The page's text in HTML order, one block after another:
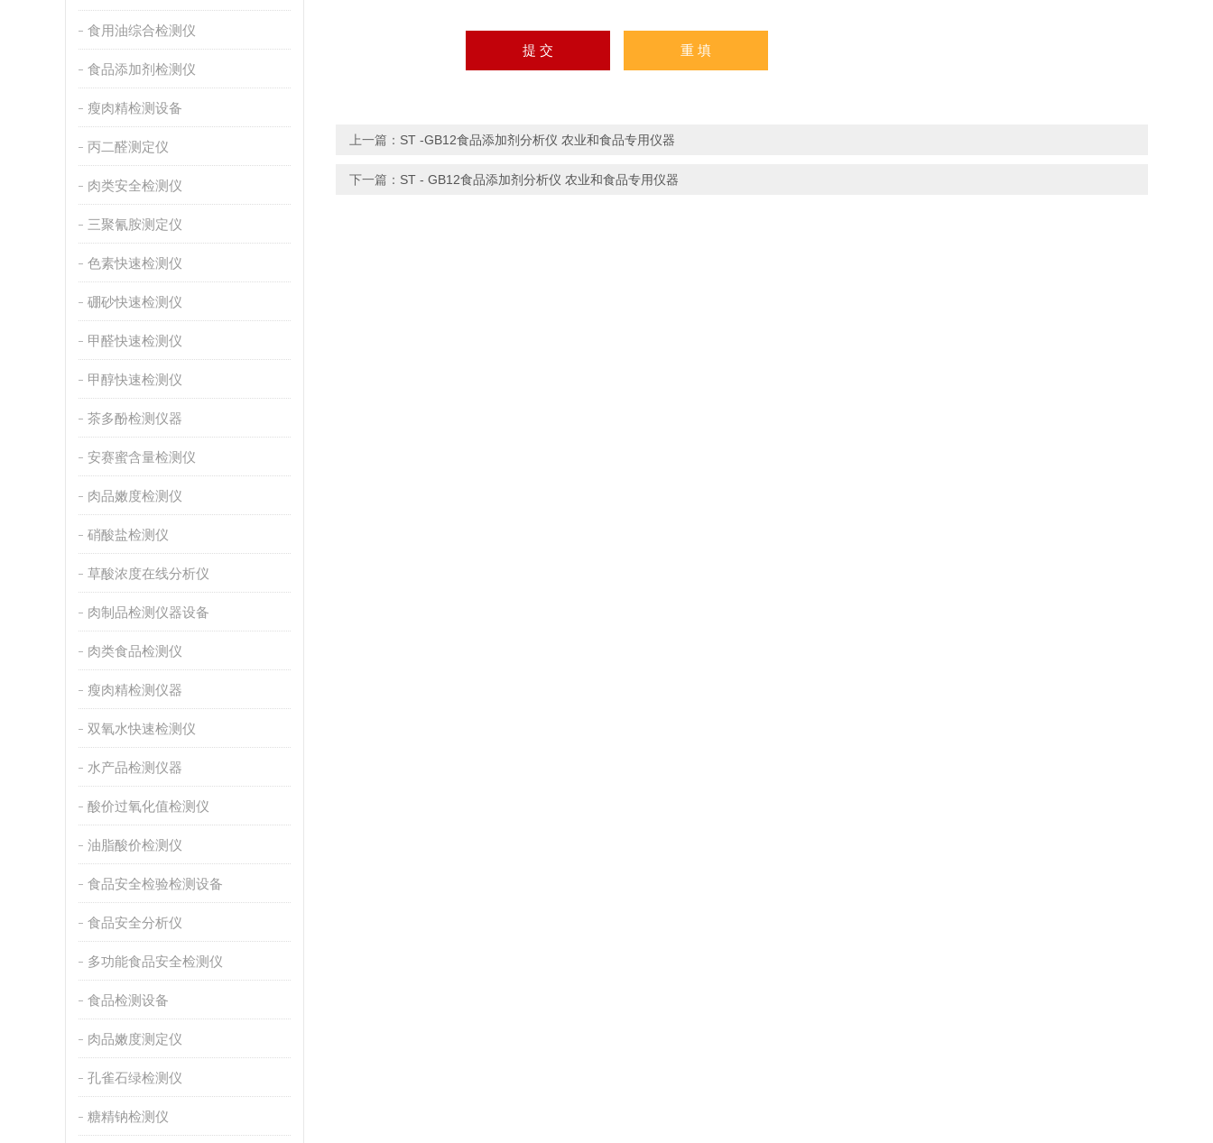
食用油综合检测仪
食品添加剂检测仪
瘦肉精检测设备
丙二醛测定仪
肉类安全检测仪
三聚氰胺测定仪
色素快速检测仪
硼砂快速检测仪
甲醛快速检测仪
甲醇快速检测仪
茶多酚检测仪器
安赛蜜含量检测仪
肉品嫩度检测仪
硝酸盐检测仪
草酸浓度在线分析仪
肉制品检测仪器设备
肉类食品检测仪
瘦肉精检测仪器
双氧水快速检测仪
水产品检测仪器
酸价过氧化值检测仪
油脂酸价检测仪
食品安全检验检测设备
食品安全分析仪
多功能食品安全检测仪
食品检测设备
肉品嫩度测定仪
孔雀石绿检测仪
糖精钠检测仪
上一篇： ST -GB12食品添加剂分析仪 农业和食品专用仪器
下一篇： ST - GB12食品添加剂分析仪 农业和食品专用仪器